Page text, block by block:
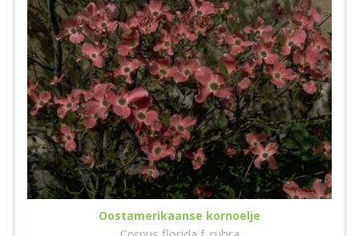
Oostamerikaanse kornoelje